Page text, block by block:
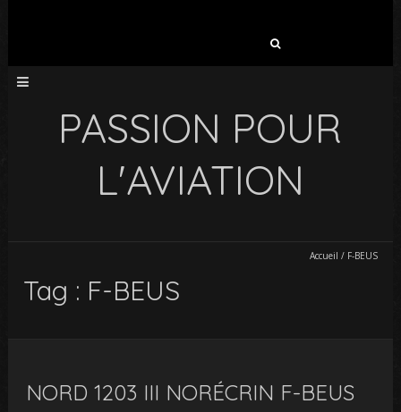
PASSION POUR
L'AVIATION
Accueil / F-BEUS
Tag : F-BEUS
NORD 1203 III NORÉCRIN F-BEUS